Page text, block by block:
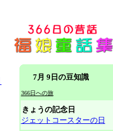
7月 9日の豆知識
366日への旅
きょうの記念日
ジェットコースターの日